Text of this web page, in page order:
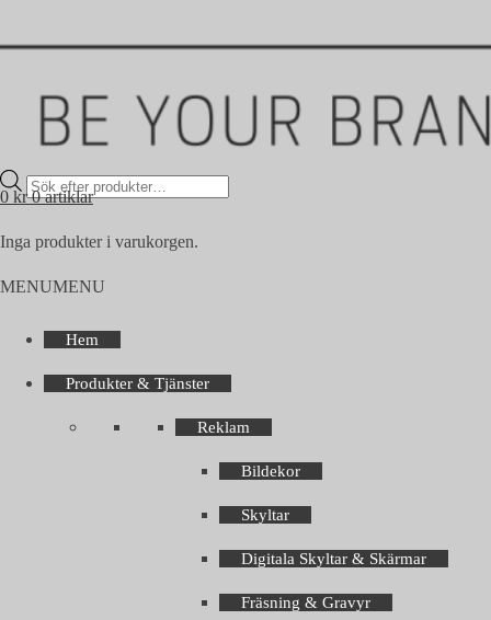
Products
search
0 kr 0 artiklar
Inga produkter i varukorgen.
MENUMENU
Hem
Produkter & Tjänster
Reklam
Bildekor
Skyltar
Digitala Skyltar & Skärmar
Fräsning & Gravyr